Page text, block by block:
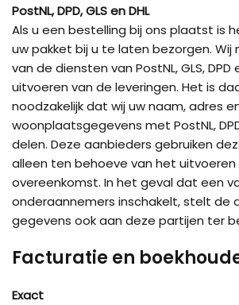
PostNL, DPD, GLS en DHL
Als u een bestelling bij ons plaatst is
uw pakket bij u te laten bezorgen. Wij
van de diensten van PostNL, GLS, DPD
uitvoeren van de leveringen. Het is
noodzakelijk dat wij uw naam, adres
woonplaatsgegevens met PostNL,
delen. Deze aanbieders gebruiken
alleen ten behoeve van het uitvoeren
overeenkomst. In het geval dat een
onderaannemers inschakelt, stelt de
gegevens ook aan deze partijen ter
Facturatie en
Exact